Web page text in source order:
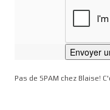
Pas de SPAM chez Blaise!